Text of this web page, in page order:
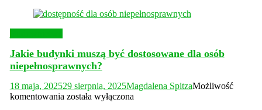
na
Jakie budynki muszą być dostosowane dla osób
niepełnosprawnych?
18 maja, 202529 sierpnia, 2025Magdalena SpitzaMożliwość
komentowania Jakie
została wyłączona